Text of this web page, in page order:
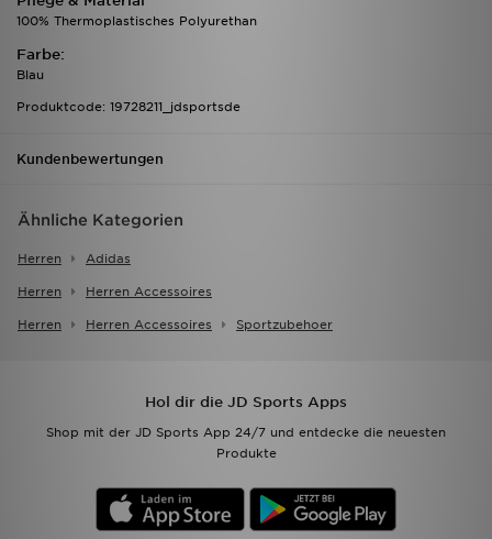
100% Thermoplastisches Polyurethan
Farbe:
Blau
Produktcode: 19728211_jdsportsde
Kundenbewertungen
Ähnliche Kategorien
Herren Adidas
Herren Herren Accessoires
Herren Herren Accessoires Sportzubehoer
Hol dir die JD Sports Apps
Shop mit der JD Sports App 24/7 und entdecke die neuesten
Produkte